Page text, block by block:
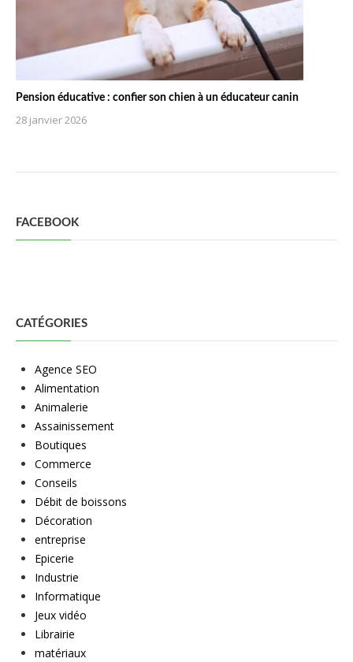
Pension éducative : confier son chien à un éducateur canin
28 janvier 2026
FACEBOOK
CATÉGORIES
Agence SEO
Alimentation
Animalerie
Assainissement
Boutiques
Commerce
Conseils
Débit de boissons
Décoration
entreprise
Epicerie
Industrie
Informatique
Jeux vidéo
Librairie
matériaux